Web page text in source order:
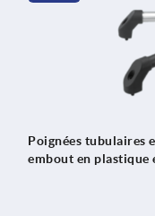
Poignées tubulaires
embout en plastique